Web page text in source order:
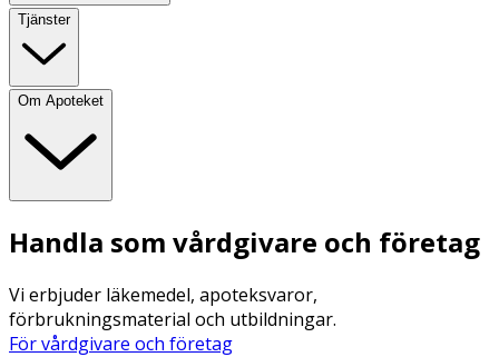
Tjänster
Om Apoteket
Handla som vårdgivare och företag
Vi erbjuder läkemedel, apoteksvaror,
förbrukningsmaterial och utbildningar.
För vårdgivare och företag